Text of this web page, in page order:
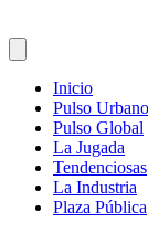
Inicio
Pulso Urbano
Pulso Global
La Jugada
Tendenciosas
La Industria
Plaza Pública